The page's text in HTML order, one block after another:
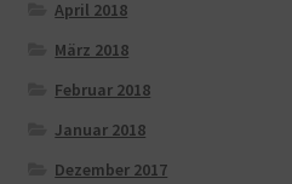
April 2018
März 2018
Februar 2018
Januar 2018
Dezember 2017